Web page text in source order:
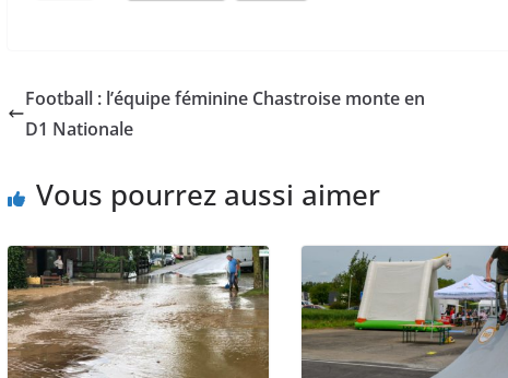
Football : l’équipe féminine Chastroise monte en
D1 Nationale
Vous pourrez aussi aimer